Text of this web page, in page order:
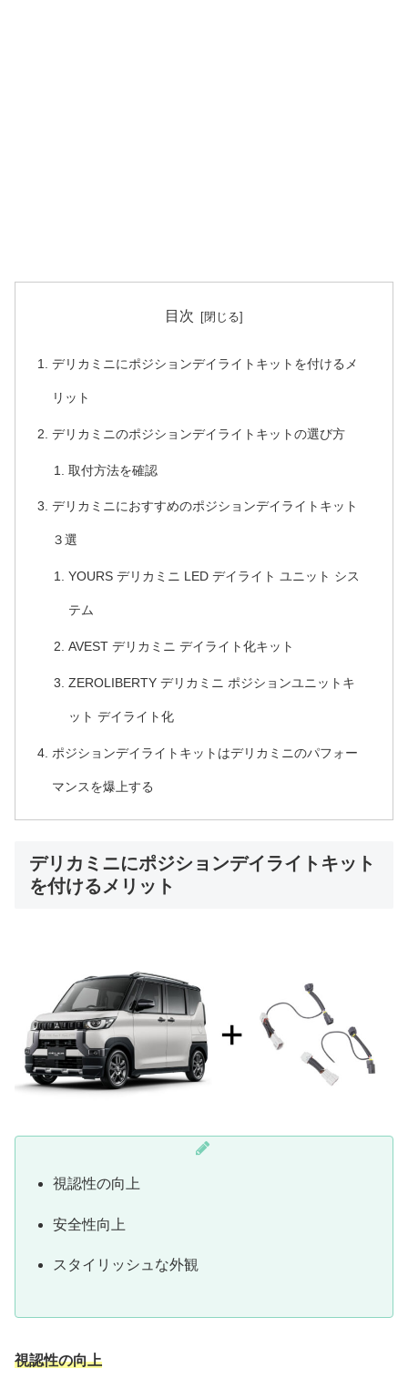
目次
デリカミニにポジションデイライトキットを付けるメ
リット
デリカミニのポジションデイライトキットの選び方
取付方法を確認
デリカミニにおすすめのポジションデイライトキット
３選
YOURS デリカミニ LED デイライト ユニット シス
テム
AVEST デリカミニ デイライト化キット
ZEROLIBERTY デリカミニ ポジションユニットキ
ット デイライト化
ポジションデイライトキットはデリカミニのパフォー
マンスを爆上する
デリカミニにポジションデイライトキット
を付けるメリット
視認性の向上
安全性向上
スタイリッシュな外観
視認性の向上